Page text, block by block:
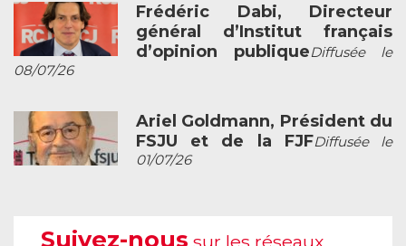
Frédéric Dabi, Directeur
général d’Institut français
d’opinion publiqueDiffusée le
08/07/26
Ariel Goldmann, Président du
FSJU et de la FJFDiffusée le
01/07/26
Suivez-nous sur les réseaux